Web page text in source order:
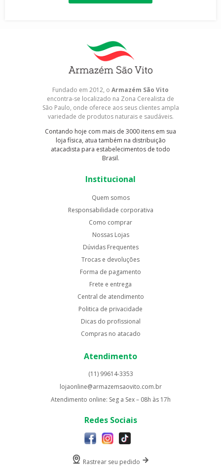
Fundado em 2012, o Armazém São Vito
encontra-se localizado na Zona Cerealista de
São Paulo, onde oferece aos seus clientes ampla
variedade de produtos naturais e saudáveis.
Contando hoje com mais de 3000 itens em sua
loja física, atua também na distribuição
atacadista para estabelecimentos de todo
Brasil.
Institucional
Quem somos
Responsabilidade corporativa
Como comprar
Nossas Lojas
Dúvidas Frequentes
Trocas e devoluções
Forma de pagamento
Frete e entrega
Central de atendimento
Politica de privacidade
Dicas do profissional
Compras no atacado
Atendimento
(11) 99614-3353
lojaonline@armazemsaovito.com.br
Atendimento online: Seg a Sex – 08h às 17h
Redes Sociais
Rastrear seu pedido